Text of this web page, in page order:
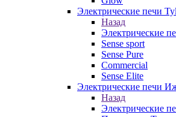
Электрические печи
Назад
Электрические
Sense sport
Sense Pure
Commercial
Sense Elite
Электрические печи
Назад
Электрические